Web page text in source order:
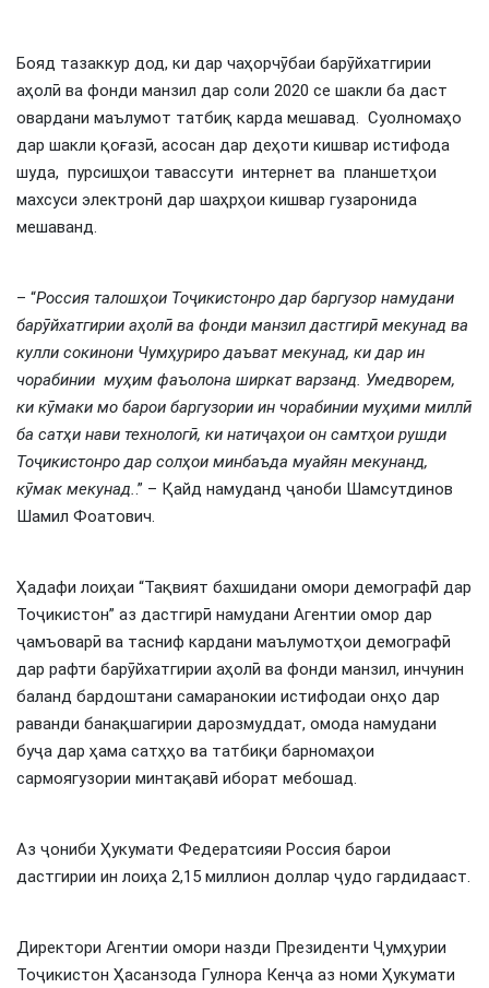
Бояд тазаккур дод, ки дар чаҳорчӯбаи барӯйхатгирии
аҳолӣ ва фонди манзил дар соли 2020 се шакли ба даст
овардани маълумот татбиқ карда мешавад. Суолномаҳо
дар шакли қоғазӣ, асосан дар деҳоти кишвар истифода
шуда, пурсишҳои тавассути интернет ва планшетҳои
махсуси электронӣ дар шаҳрҳои кишвар гузаронида
мешаванд.
– “Россия талошҳои Тоҷикистонро дар баргузор намудани
барӯйхатгирии аҳолӣ ва фонди манзил дастгирӣ мекунад ва
кулли сокинони Чумҳуриро даъват мекунад, ки дар ин
чорабинии муҳим фаъолона ширкат варзанд. Умедворем,
ки кӯмаки мо барои баргузории ин чорабинии муҳими миллӣ
ба сатҳи нави технологӣ, ки натиҷаҳои он самтҳои рушди
Тоҷикистонро дар солҳои минбаъда муайян мекунанд,
кӯмак мекунад..” – Қайд намуданд ҷаноби Шамсутдинов
Шамил Фоатович.
Ҳадафи лоиҳаи “Тақвият бахшидани омори демографӣ дар
Тоҷикистон” аз дастгирӣ намудани Агентии омор дар
ҷамъоварӣ ва тасниф кардани маълумотҳои демографӣ
дар рафти барӯйхатгирии аҳолӣ ва фонди манзил, инчунин
баланд бардоштани самаранокии истифодаи онҳо дар
раванди банақшагирии дарозмуддат, омода намудани
буҷа дар ҳама сатҳҳо ва татбиқи барномаҳои
сармоягузории минтақавӣ иборат мебошад.
Аз ҷониби Ҳукумати Федератсияи Россия барои
дастгирии ин лоиҳа 2,15 миллион доллар ҷудо гардидааст.
Директори Агентии омори назди Президенти Ҷумҳурии
Тоҷикистон Ҳасанзода Гулнора Кенҷа аз номи Ҳукумати